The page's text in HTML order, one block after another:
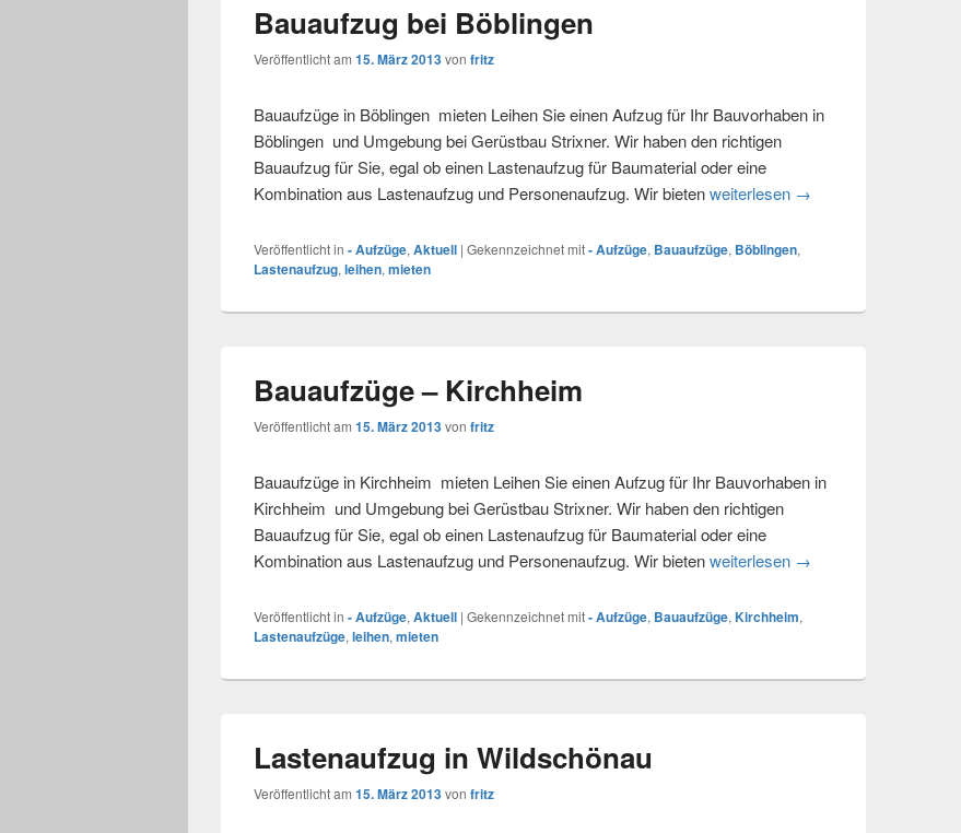
Bauaufzug bei Böblingen
Veröffentlicht am 15. März 2013von fritz
Bauaufzüge in Böblingen mieten Leihen Sie einen Aufzug für Ihr Bauvorhaben in
Böblingen und Umgebung bei Gerüstbau Strixner. Wir haben den richtigen
Bauaufzug für Sie, egal ob einen Lastenaufzug für Baumaterial oder eine
Kombination aus Lastenaufzug und Personenaufzug. Wir bietenweiterlesen Bauaufzug bei Böblingen
→
Veröffentlicht in - Aufzüge, Aktuell | Gekennzeichnet mit- Aufzüge, Bauaufzüge, Böblingen,
Lastenaufzug, leihen, mieten
Bauaufzüge – Kirchheim
Veröffentlicht am 15. März 2013von fritz
Bauaufzüge in Kirchheim mieten Leihen Sie einen Aufzug für Ihr Bauvorhaben in
Kirchheim und Umgebung bei Gerüstbau Strixner. Wir haben den richtigen
Bauaufzug für Sie, egal ob einen Lastenaufzug für Baumaterial oder eine
Kombination aus Lastenaufzug und Personenaufzug. Wir bietenweiterlesen Bauaufzüge – Kirchheim
→
Veröffentlicht in - Aufzüge, Aktuell | Gekennzeichnet mit- Aufzüge, Bauaufzüge, Kirchheim,
Lastenaufzüge, leihen, mieten
Lastenaufzug in Wildschönau
Veröffentlicht am 15. März 2013von fritz